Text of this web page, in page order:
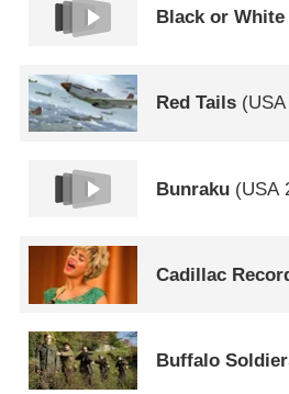
Black or White
Red Tails (USA
Bunraku (USA
Cadillac
Buffalo